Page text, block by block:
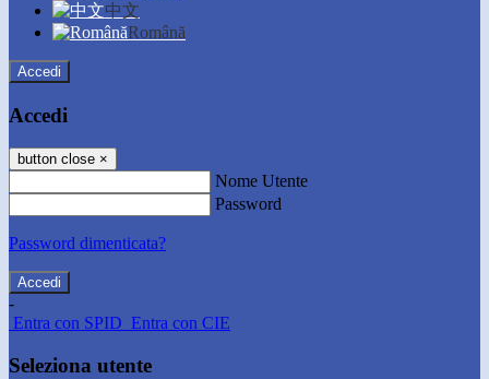
中文
Română
Accedi
Accedi
button close ×
Nome Utente
Password
Password dimenticata?
-
Entra con SPID Entra con CIE
Seleziona utente